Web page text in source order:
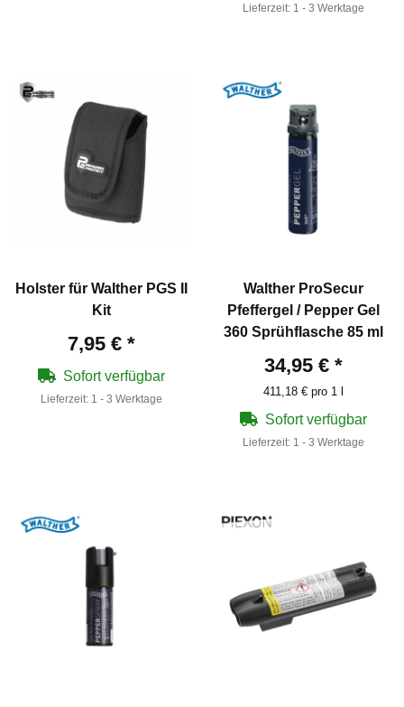
Lieferzeit: 1 - 3 Werktage
Holster für Walther PGS II
Kit
7,95 € *
Sofort verfügbar
Lieferzeit: 1 - 3 Werktage
Walther ProSecur
Pfeffergel / Pepper Gel
360 Sprühflasche 85 ml
34,95 € *
411,18 € pro 1 l
Sofort verfügbar
Lieferzeit: 1 - 3 Werktage